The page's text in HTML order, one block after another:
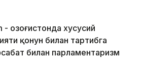
Қозоғистонда хусусий
қонун билан тартибга
билан парламентаризм